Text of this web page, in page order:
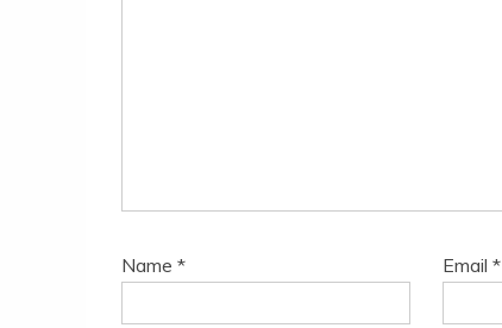
Name * Email*